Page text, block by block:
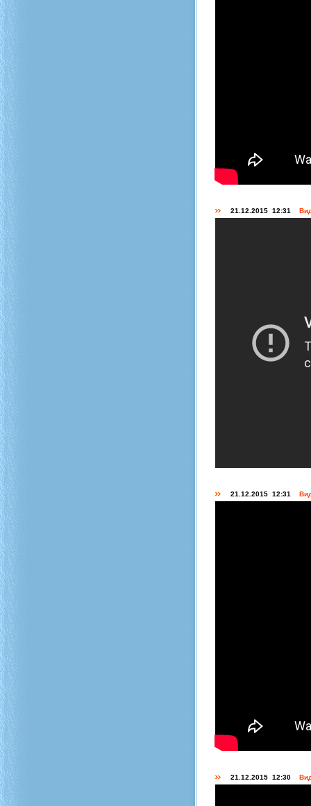
21.12.2015 12:31
21.12.2015 12:31
21.12.2015 12:30